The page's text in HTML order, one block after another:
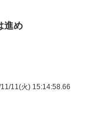
進め
11(火) 15:14:58.66